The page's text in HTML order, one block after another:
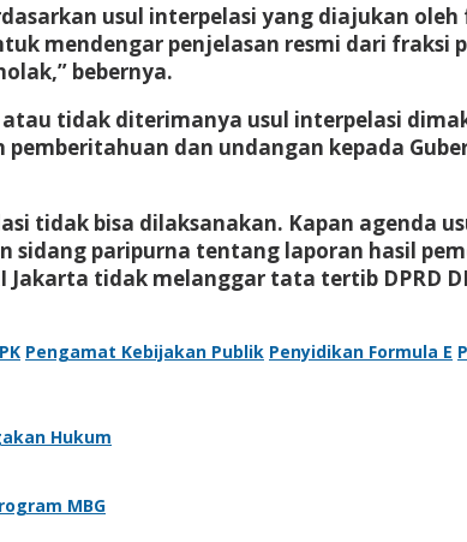
usul interpelasi yang diajukan oleh
mendengar penjelasan resmi dari fraksi
bebernya.
tidak diterimanya usul interpelasi
dan undangan kepada
tidak bisa dilaksanakan. Kapan agenda
sidang paripurna tentang laporan hasil
tidak melanggar tata tertib DPRD
Pengamat Kebijakan Publik Penyidikan Formula E
Hukum
MBG